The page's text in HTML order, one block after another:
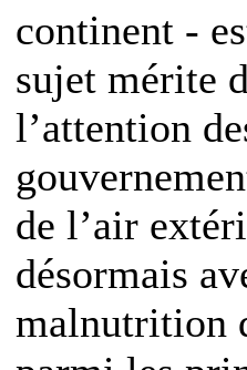
continent -
sujet mérite
l’attention
de l’air
désormais
malnutrition